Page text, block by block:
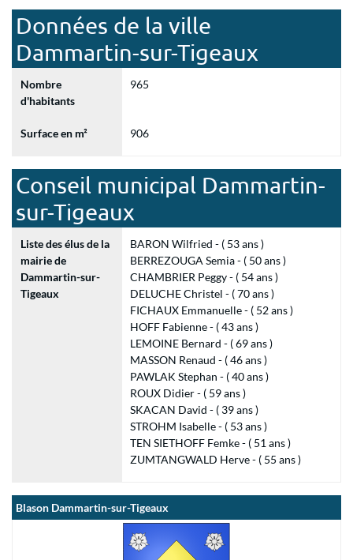
Données de la ville
Dammartin-sur-Tigeaux
Nombre
d'habitants
965
Surface en m² 906
Conseil municipal Dammartin-
sur-Tigeaux
Liste des élus de la
mairie de
Dammartin-sur-
Tigeaux
BARON Wilfried - ( 53 ans )
BERREZOUGA Semia - ( 50 ans )
CHAMBRIER Peggy - ( 54 ans )
DELUCHE Christel - ( 70 ans )
FICHAUX Emmanuelle - ( 52 ans )
HOFF Fabienne - ( 43 ans )
LEMOINE Bernard - ( 69 ans )
MASSON Renaud - ( 46 ans )
PAWLAK Stephan - ( 40 ans )
ROUX Didier - ( 59 ans )
SKACAN David - ( 39 ans )
STROHM Isabelle - ( 53 ans )
TEN SIETHOFF Femke - ( 51 ans )
ZUMTANGWALD Herve - ( 55 ans )
Blason Dammartin-sur-Tigeaux